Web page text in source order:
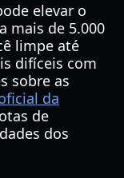
elevar o
mais de 5.000
limpe até
difíceis com
sobre as
da
de
dos